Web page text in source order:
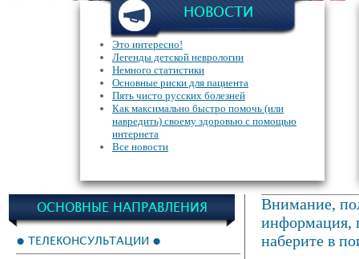
НОВОСТИ
Это интересно!
Легенды детской неврологии
Немного статистики
Основные риски для пациента
Пять чисто русских болезней
Как максимально быстро помочь (или
навредить) своему здоровью с помощью
интернета
Все новости
ОСНОВНЫЕ НАПРАВЛЕНИЯ
● ТЕЛЕКОНСУЛЬТАЦИИ ●
Внимание,
информация,
наберите в